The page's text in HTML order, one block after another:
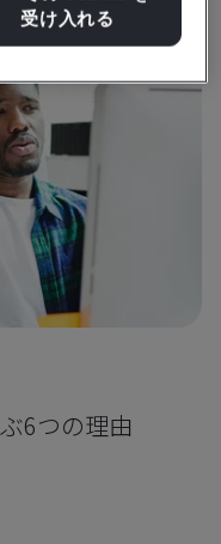
6つの理由
受け入れる